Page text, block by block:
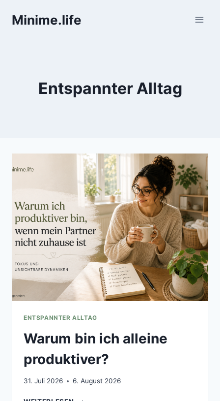
InhaltMinime.life
Entspannter Alltag
ENTSPANNTER ALLTAG
Warum bin ich alleine
produktiver?
31. Juli 2026 6. August 2026
WARUM